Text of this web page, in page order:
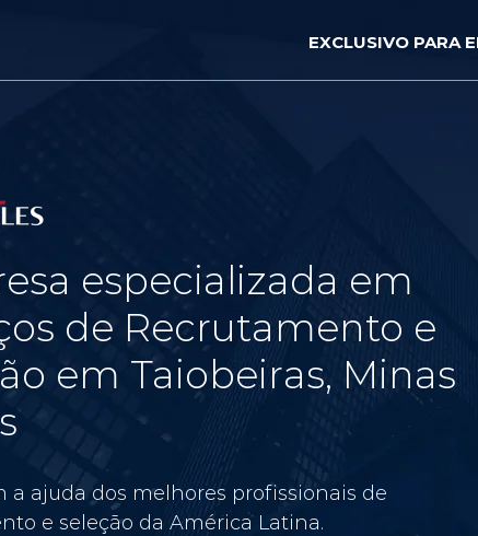
EXCLUSIVO PARA
especializada em
de Recrutamento e
em Taiobeiras, Minas
a ajuda dos melhores profissionais de
e seleção da América Latina.